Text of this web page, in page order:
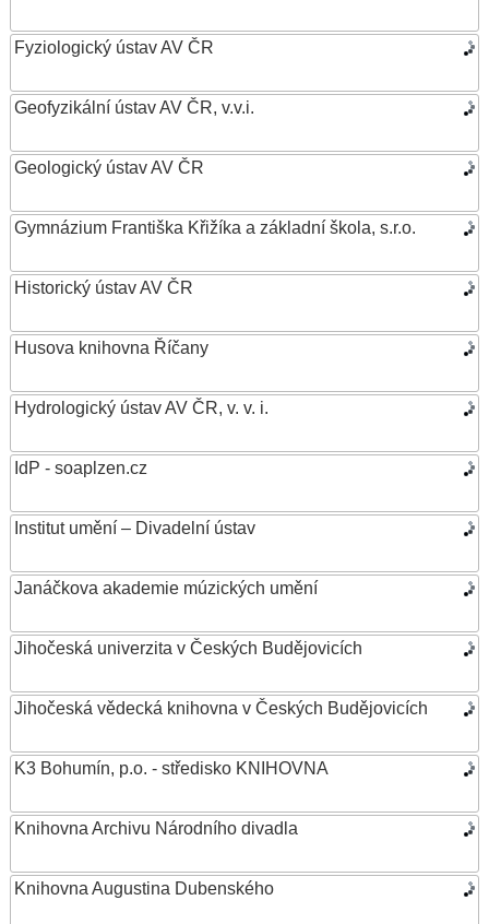
Fyziologický ústav AV ČR
Geofyzikální ústav AV ČR, v.v.i.
Geologický ústav AV ČR
Gymnázium Františka Křižíka a základní škola, s.r.o.
Historický ústav AV ČR
Husova knihovna Říčany
Hydrologický ústav AV ČR, v. v. i.
IdP - soaplzen.cz
Institut umění – Divadelní ústav
Janáčkova akademie múzických umění
Jihočeská univerzita v Českých Budějovicích
Jihočeská vědecká knihovna v Českých Budějovicích
K3 Bohumín, p.o. - středisko KNIHOVNA
Knihovna Archivu Národního divadla
Knihovna Augustina Dubenského